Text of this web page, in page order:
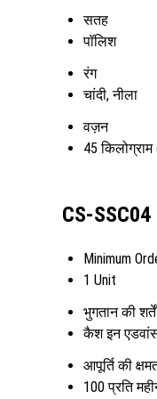
सतह
पॉलिश
रंग
चांदी, नीला
वज़न
45 किलोग्राम
CS-SSC04
Minimum
1 Unit
भुगतान की शर्तें
कैश इन
आपूर्ति की
100 प्रति